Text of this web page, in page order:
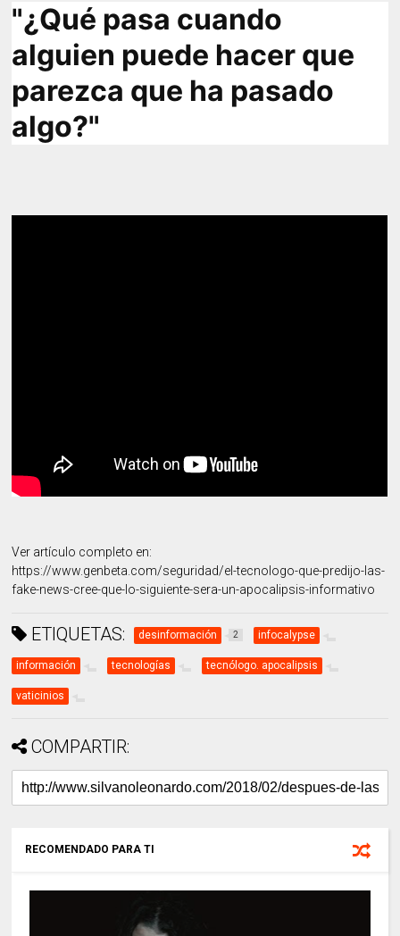
"¿Qué pasa cuando
alguien puede hacer que
parezca que ha pasado
algo?"
Ver artículo completo en:
https://www.genbeta.com/seguridad/el-tecnologo-que-predijo-las-
fake-news-cree-que-lo-siguiente-sera-un-apocalipsis-informativo
ETIQUETAS: desinformación 2 infocalypse
información tecnologías tecnólogo. apocalipsis
vaticinios
COMPARTIR:
RECOMENDADO PARA TI